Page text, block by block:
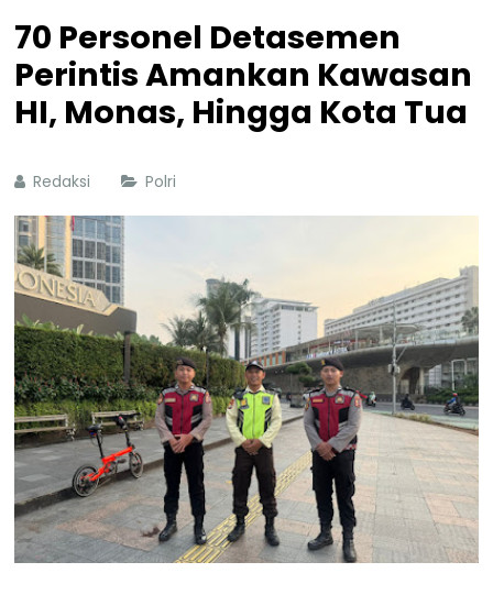
70 Personel Detasemen
Perintis Amankan Kawasan
HI, Monas, Hingga Kota Tua
Redaksi Polri